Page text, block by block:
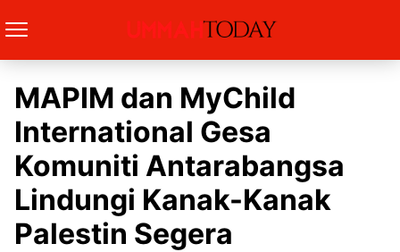
MAPIM dan MyChild
International Gesa
Komuniti Antarabangsa
Lindungi Kanak-Kanak
Palestin Segera